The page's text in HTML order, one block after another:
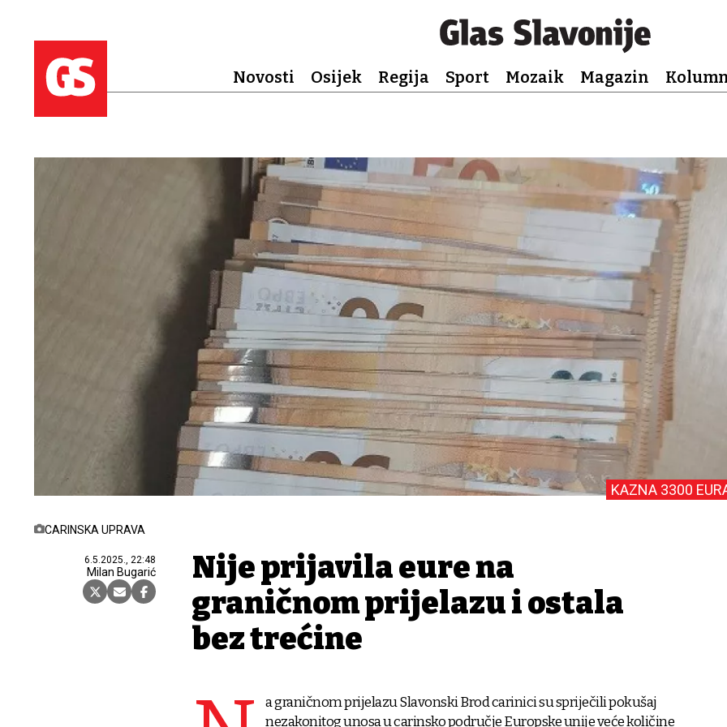
Novosti Osijek Regija Sport Mozaik Magazin
CARINSKA UPRAVA
6.5.2025., 22:48
Milan Bugarić
KAZNA 3300
Nije prijavila eure na
graničnom prijelazu i ostala
bez trećine
a graničnom prijelazu Slavonski Brod carinici su spriječili pokušaj
nezakonitog unosa u carinsko područje Europske unije veće količine